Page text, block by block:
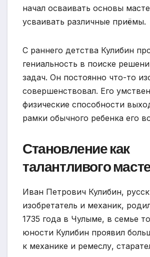
начал осваивать основы
усваивать различные приёмы.
С раннего детства Кулибин
гениальность в поиске
задач. Он постоянно что-то
совершенствовал. Его
физические способности
рамки обычного ребенка его
Становление как
талантливого
Иван Петрович Кулибин,
изобретатель и механик,
1735 года в Чулыме, в семье
юности Кулибин проявил
к механике и ремеслу,